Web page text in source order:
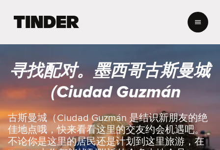
r
页
寻找配对。墨西哥古斯曼城
（Ciudad Guzmán
古斯曼城（Ciudad Guzmán 是结识新朋友的绝
佳地点哦，快来看看这里的交友约会机遇吧。
不论你是这里的居民还是计划到这里旅游，在